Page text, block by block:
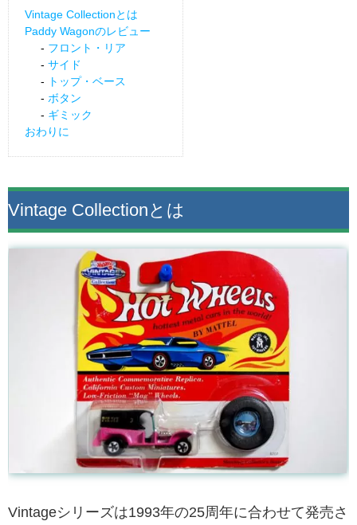
Vintage Collectionとは
Paddy Wagonのレビュー
フロント・リア
サイド
トップ・ベース
ボタン
ギミック
おわりに
Vintage Collectionとは
Vintageシリーズは1993年の25周年に合わせて発売さ